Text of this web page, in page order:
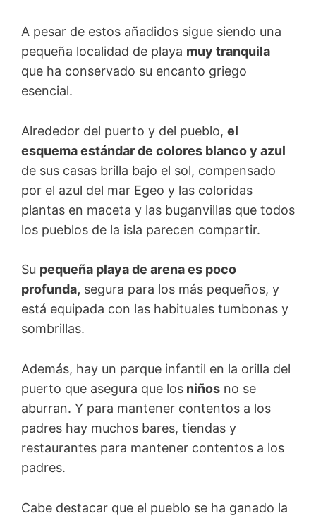
A pesar de estos añadidos sigue siendo una
pequeña localidad de playa muy tranquila
que ha conservado su encanto griego
esencial.
Alrededor del puerto y del pueblo, el
esquema estándar de colores blanco y azul
de sus casas brilla bajo el sol, compensado
por el azul del mar Egeo y las coloridas
plantas en maceta y las buganvillas que todos
los pueblos de la isla parecen compartir.
Su pequeña playa de arena es poco
profunda, segura para los más pequeños, y
está equipada con las habituales tumbonas y
sombrillas.
Además, hay un parque infantil en la orilla del
puerto que asegura que los niños no se
aburran. Y para mantener contentos a los
padres hay muchos bares, tiendas y
restaurantes para mantener contentos a los
padres.
Cabe destacar que el pueblo se ha ganado la